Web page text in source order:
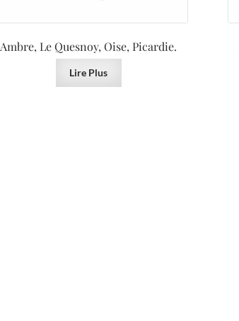
Ambre, Le Quesnoy, Oise, Picardie.
Lire Plus